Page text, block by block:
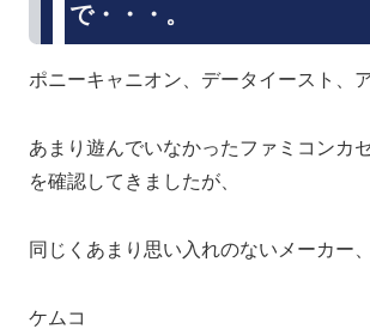
で・・・。
ポニーキャニオン、データイースト、
あまり遊んでいなかったファミコンカ
を確認してきましたが、
同じくあまり思い入れのないメーカー、
ケムコ